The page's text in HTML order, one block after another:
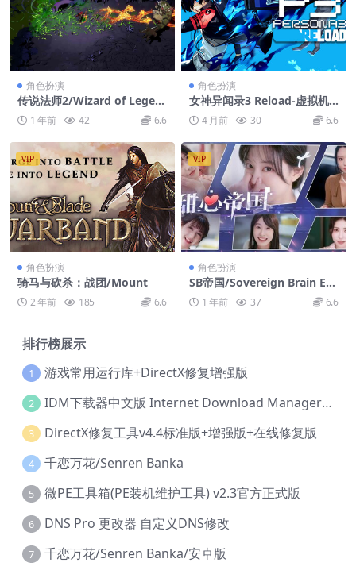
角色扮演
传说法师2/Wizard of Legen
d 21 年前 42 6.6
角色扮演
女神异闻录3 Reload-虚拟机
版/Persona 3 Reload HYPE
RVISOR
4 月前 30 6.6
VIP
角色扮演
骑马与砍杀：战团/Mount
2 年前 185 6.6
VIP
角色扮演
SB帝国/Sovereign Brain Em
pire1 年前 37 6.6
排行榜展示
1 游戏常用运行库+DirectX修复增强版
2 IDM下载器中文版 Internet Download Manager v6.42.36 IDM
3 DirectX修复工具v4.4标准版+增强版+在线修复版
4 千恋万花/Senren Banka
5 微PE工具箱(PE装机维护工具) v2.3官方正式版
6 DNS Pro 更改器 自定义DNS修改
7 千恋万花/Senren Banka/安卓版